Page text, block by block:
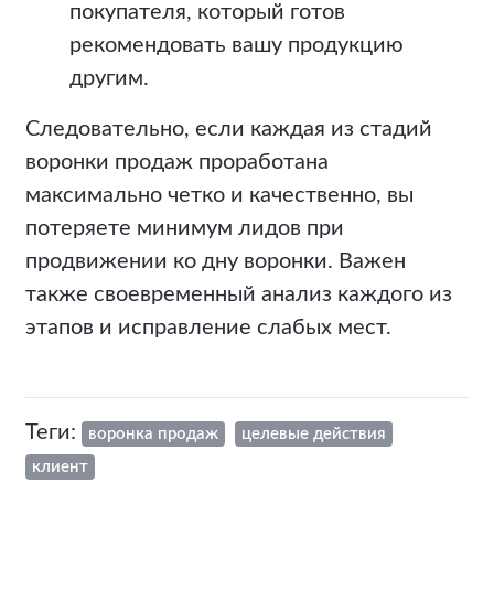
покупателя, который готов
рекомендовать вашу продукцию
другим.
Следовательно, если каждая из стадий
воронки продаж проработана
максимально четко и качественно, вы
потеряете минимум лидов при
продвижении ко дну воронки. Важен
также своевременный анализ каждого из
этапов и исправление слабых мест.
Теги: воронка продаж
целевые действия
клиент